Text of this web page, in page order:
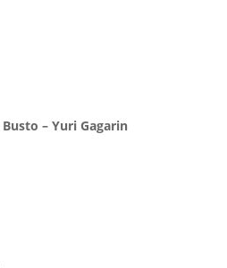
Busto – Yuri Gagarin